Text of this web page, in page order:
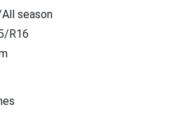
season
R16